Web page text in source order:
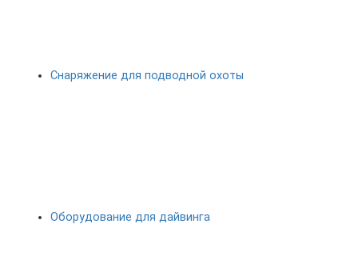
Снаряжение для подводной охоты
Оборудование для дайвинга